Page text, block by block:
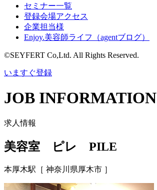
セミナー一覧
登録会場アクセス
企業担当様
Enjoy.美容師ライフ（agentブログ）
©SEYFERT Co,Ltd. All Rights Reserved.
いますぐ登録
JOB INFORMATION
求人情報
美容室 ピレ PILE
本厚木駅 ［ 神奈川県厚木市 ］